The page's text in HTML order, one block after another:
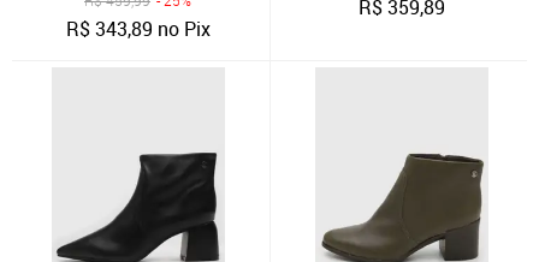
R$343,89 no Pix
R$359,89